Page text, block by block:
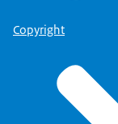
Copyright